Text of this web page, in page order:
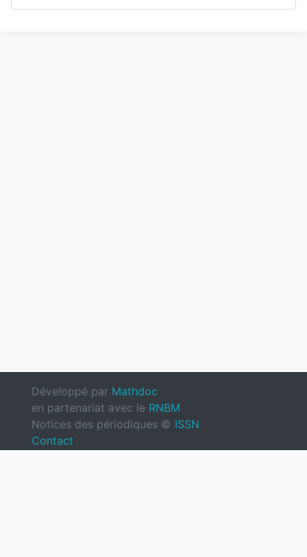
Développé par Mathdoc
en partenariat avec le RNBM
Notices des périodiques © ISSN
Contact